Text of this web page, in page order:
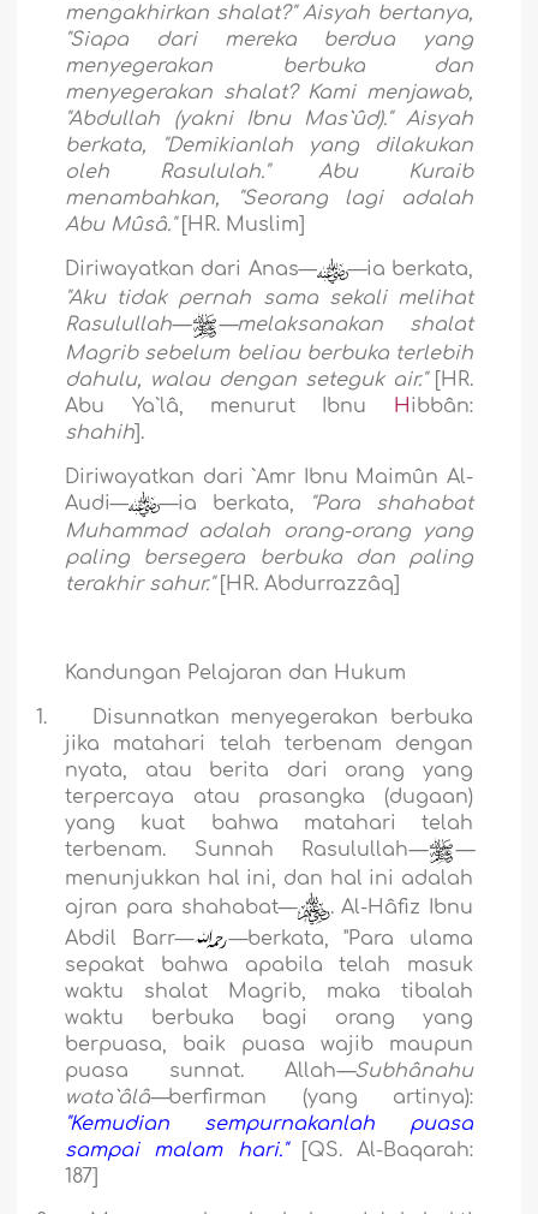
mengakhirkan shalat?" Aisyah bertanya,
"Siapa dari mereka berdua yang
menyegerakan berbuka dan
menyegerakan shalat? Kami menjawab,
"Abdullah (yakni Ibnu Mas`ûd)." Aisyah
berkata, "Demikianlah yang dilakukan
oleh Rasululah." Abu Kuraib
menambahkan, "Seorang lagi adalah
Abu Mûsâ."[HR. Muslim]
Diriwayatkan dari Anas—
—ia berkata,
"Aku tidak pernah sama sekali melihat
Rasulullah—
—melaksanakan shalat
Magrib sebelum beliau berbuka terlebih
dahulu, walau dengan seteguk air."[HR.
Abu Ya`lâ, menurut Ibnu Hibbân:
shahih ].
Diriwayatkan dari `Amr Ibnu Maimûn Al-
Audi—
—ia berkata,
"Para shahabat
Muhammad adalah orang-orang yang
paling bersegera berbuka dan paling
terakhir sahur."[HR. Abdurrazzâq]
Kandungan Pelajaran dan Hukum
1.
Disunnatkan menyegerakan berbuka
jika matahari telah terbenam dengan
nyata, atau berita dari orang yang
terpercaya atau prasangka (dugaan)
yang kuat bahwa matahari telah
terbenam. Sunnah Rasulullah—
—
menunjukkan hal ini, dan hal ini adalah
ajran para shahabat—
. Al-Hâfiz Ibnu
Abdil Barr—
—berkata, "Para ulama
sepakat bahwa apabila telah masuk
waktu shalat Magrib, maka tibalah
waktu berbuka bagi orang yang
berpuasa, baik puasa wajib maupun
puasa sunnat. Allah—Subhânahu
wata`âlâ—berfirman (yang artinya):
"Kemudian sempurnakanlah puasa
sampai malam hari."[QS. Al-Baqarah:
187]